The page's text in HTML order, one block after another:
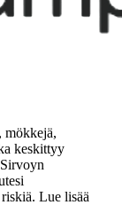
mökkejä,
keskittyy
Lue lisää